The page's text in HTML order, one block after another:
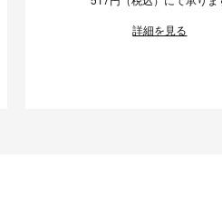
詳細を見る